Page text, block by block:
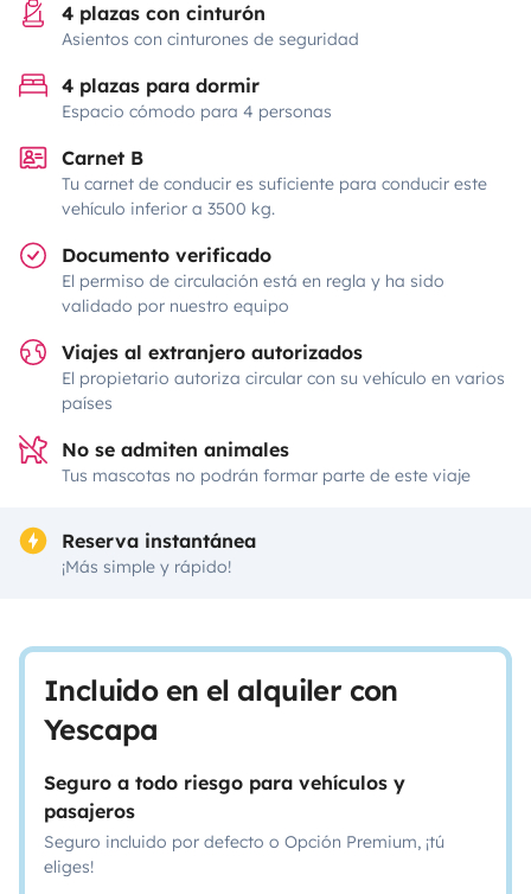
4 plazas con cinturón
Asientos con cinturones de seguridad
4 plazas para dormir
Espacio cómodo para 4 personas
Carnet B
Tu carnet de conducir es suficiente para conducir este
vehículo inferior a 3500 kg.
Documento verificado
El permiso de circulación está en regla y ha sido
validado por nuestro equipo
Viajes al extranjero autorizados
El propietario autoriza circular con su vehículo en varios
países
No se admiten animales
Tus mascotas no podrán formar parte de este viaje
Reserva instantánea
¡Más simple y rápido!
Incluido en el alquiler con
Yescapa
Seguro a todo riesgo para vehículos y
pasajeros
Seguro incluido por defecto o Opción Premium, ¡tú
eliges!